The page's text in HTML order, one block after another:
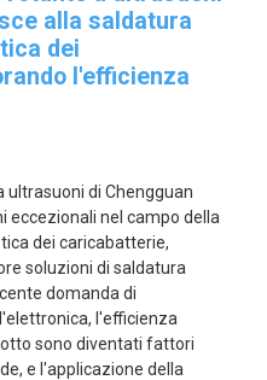
alla saldatura
dei
l'efficienza
ultrasuoni di Chengguan
eccezionali nel campo della
dei caricabatterie,
soluzioni di saldatura
domanda di
l'efficienza
sono diventati fattori
e l'applicazione della